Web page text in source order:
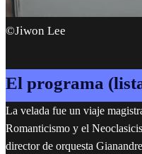
©Jiwon Lee
El programa
La velada fue un viaje
Romanticismo y el
director de orquesta